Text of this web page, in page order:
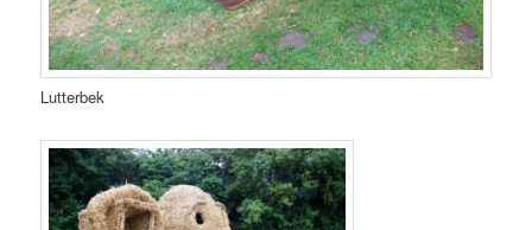
Lutterbek